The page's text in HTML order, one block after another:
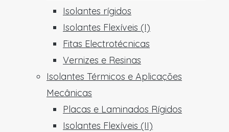
Isolantes rígidos
Isolantes Flexíveis (I)
Fitas Electrotécnicas
Vernizes e Resinas
Isolantes Térmicos e Aplicações
Mecânicas
Placas e Laminados Rígidos
Isolantes Flexíveis (II)